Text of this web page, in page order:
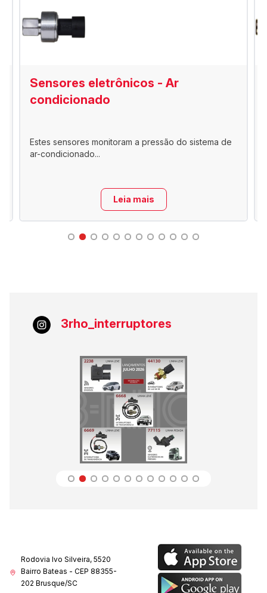
Sensores eletrônicos - Ar
condicionado
Estes sensores monitoram a pressão do sistema de
ar-condicionado...
Leia mais
3rho_interruptores
Rodovia Ivo Silveira, 5520
Bairro Bateas - CEP 88355-
202 Brusque/SC